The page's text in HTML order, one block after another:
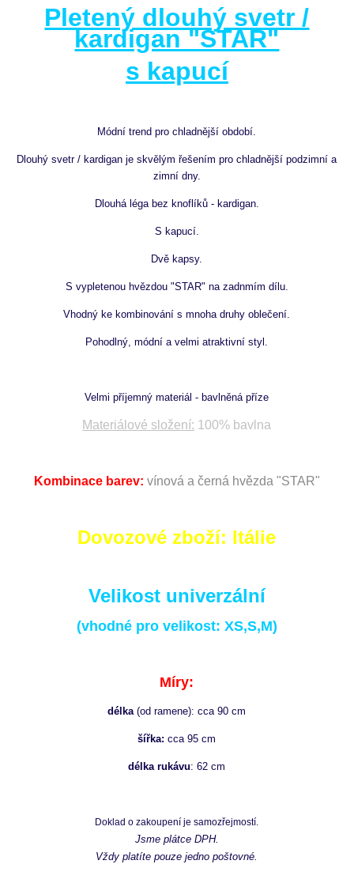
Pletený dlouhý svetr /
kardigan "STAR"
s kapucí
Módní trend pro chladnější období.
Dlouhý svetr / kardigan je skvělým řešením pro chladnější podzimní a
zimní dny.
Dlouhá léga bez knoflíků - kardigan.
S kapucí.
Dvě kapsy.
S vypletenou hvězdou "STAR" na zadnmím dílu.
Vhodný ke kombinování s mnoha druhy oblečení.
Pohodlný, módní a velmi atraktivní styl.
Velmi příjemný materiál - bavlněná příze
Materiálové složení: 100% bavlna
Kombinace barev: vínová a černá hvězda "STAR"
Dovozové zboží: Itálie
Velikost univerzální
(vhodné pro velikost: XS,S,M)
Míry:
délka (od ramene): cca 90 cm
šířka: cca 95 cm
délka rukávu: 62 cm
Doklad o zakoupení je samozřejmostí.
Jsme plátce DPH.
Vždy platíte pouze jedno poštovné.